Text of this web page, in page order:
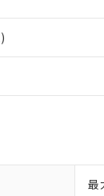
最